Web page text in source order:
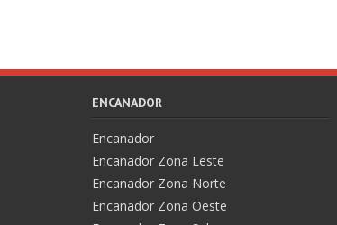
ENCANADOR
Encanador
Encanador Zona Leste
Encanador Zona Norte
Encanador Zona Oeste